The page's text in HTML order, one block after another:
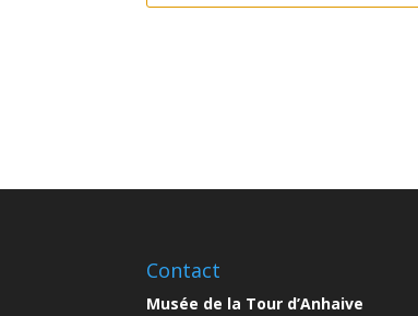
Contact
Musée de la Tour d’Anhaive